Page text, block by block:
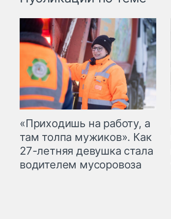
«Приходишь на работу, а
там толпа мужиков». Как
27-летняя девушка стала
водителем мусоровоза